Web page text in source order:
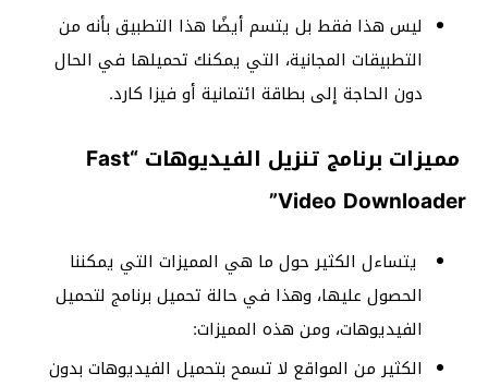
ليس هذا فقط بل يتسم أيضًا هذا التطبيق بأنه من
التطبيقات المجانية، التي يمكنك تحميلها في الحال
دون الحاجة إلى بطاقة ائتمانية أو فيزا كارد.
مميزات برنامج تنزيل الفيديوهات “Fast
Video Downloader”
يتساءل الكثير حول ما هي المميزات التي يمكننا
الحصول عليها، وهذا في حالة تحميل برنامج لتحميل
الفيديوهات، ومن هذه المميزات:
الكثير من المواقع لا تسمح بتحميل الفيديوهات بدون